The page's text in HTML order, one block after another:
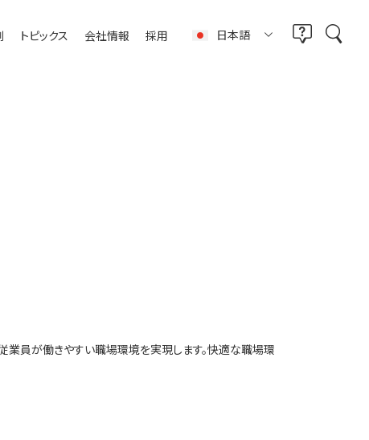
トピックス 会社情報 採用 日本語
業員が働きやすい職場環境を実現します。快適な職場環